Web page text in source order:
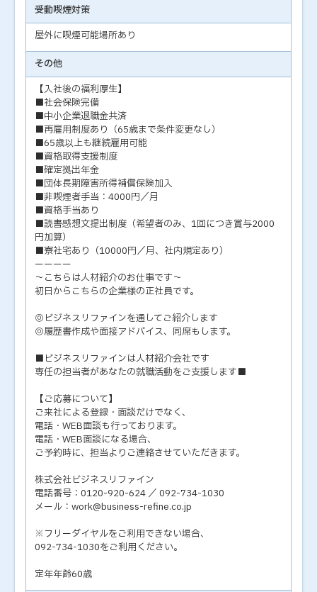
受動喫煙対策
屋外に喫煙可能場所あり
その他
【入社後の福利厚生】
■社会保険完備
■中小企業退職金共済
■再雇用制度あり（65歳まで条件変更なし）
■65歳以上も継続雇用可能
■資格取得支援制度
■確定拠出年金
■団体長期障害所得補償保険加入
■非喫煙者手当：4000円／月
■資格手当あり
■読書感想文提出制度（希望者のみ、1回につき賞与2000
円加算）
■寮社宅あり（10000円／月、社内規定あり）
ーーーー
～こちらは人材紹介のお仕事です～
初日からこちらの企業様の正社員です。
◎ビジネスリファインを通してご紹介します
◎履歴書作成や面接アドバイス、同席もします。
■ビジネスリファインは人材紹介会社です
専任の担当者があなたの就職活動をご支援します■
【ご応募について】
ご来社による登録・面談だけでなく、
電話・WEB面談も行っております。
電話・WEB面談になる場合、
ご予約時に、担当よりご連絡させていただきます。
株式会社ビジネスリファイン
電話番号：0120-920-624 ／ 092-734-1030
メール：work@business-refine.co.jp
※フリーダイヤルをご利用できない場合、
092-734-1030をご利用ください。
定年年齢60歳